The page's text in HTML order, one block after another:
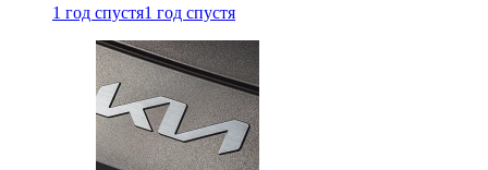
1 год спустя1 год спустя